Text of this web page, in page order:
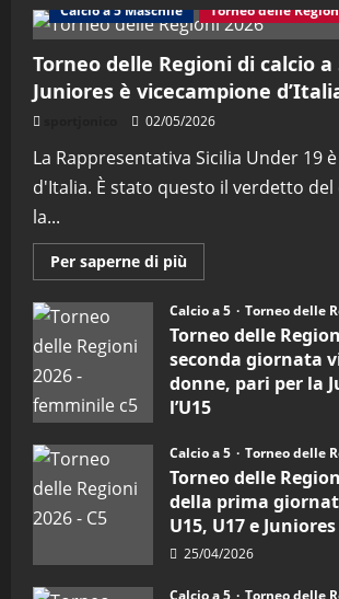
Calcio a 5 Maschile Torneo delle
Torneo delle Regioni di calcio a
Juniores è vicecampione
02/05/2026
La Rappresentativa Sicilia Under 19
d'Italia. È stato questo il verdetto
la...
Per saperne di più
informazioni
Torneo
delle
Regioni
di
calcio
a
5:
la
Juniores
è
vicecampione
d’Italia
Calcio a 5 Torneo delle
Torneo delle
seconda giornata
donne, pari per la
l’U15
Calcio a 5
Torneo delle
Torneo delle
della prima
U15, U17 e Juniores
25/04/2026
Calcio a 5 Torneo delle